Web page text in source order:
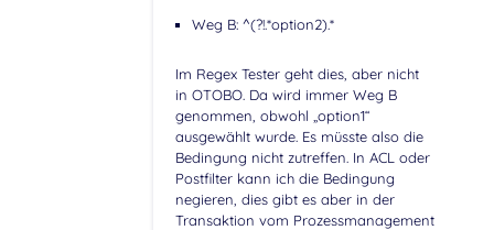
Weg B: ^(?!.*option2).*
Im Regex Tester geht dies, aber nicht
in OTOBO. Da wird immer Weg B
genommen, obwohl „option1“
ausgewählt wurde. Es müsste also die
Bedingung nicht zutreffen. In ACL oder
Postfilter kann ich die Bedingung
negieren, dies gibt es aber in der
Transaktion vom Prozessmanagement